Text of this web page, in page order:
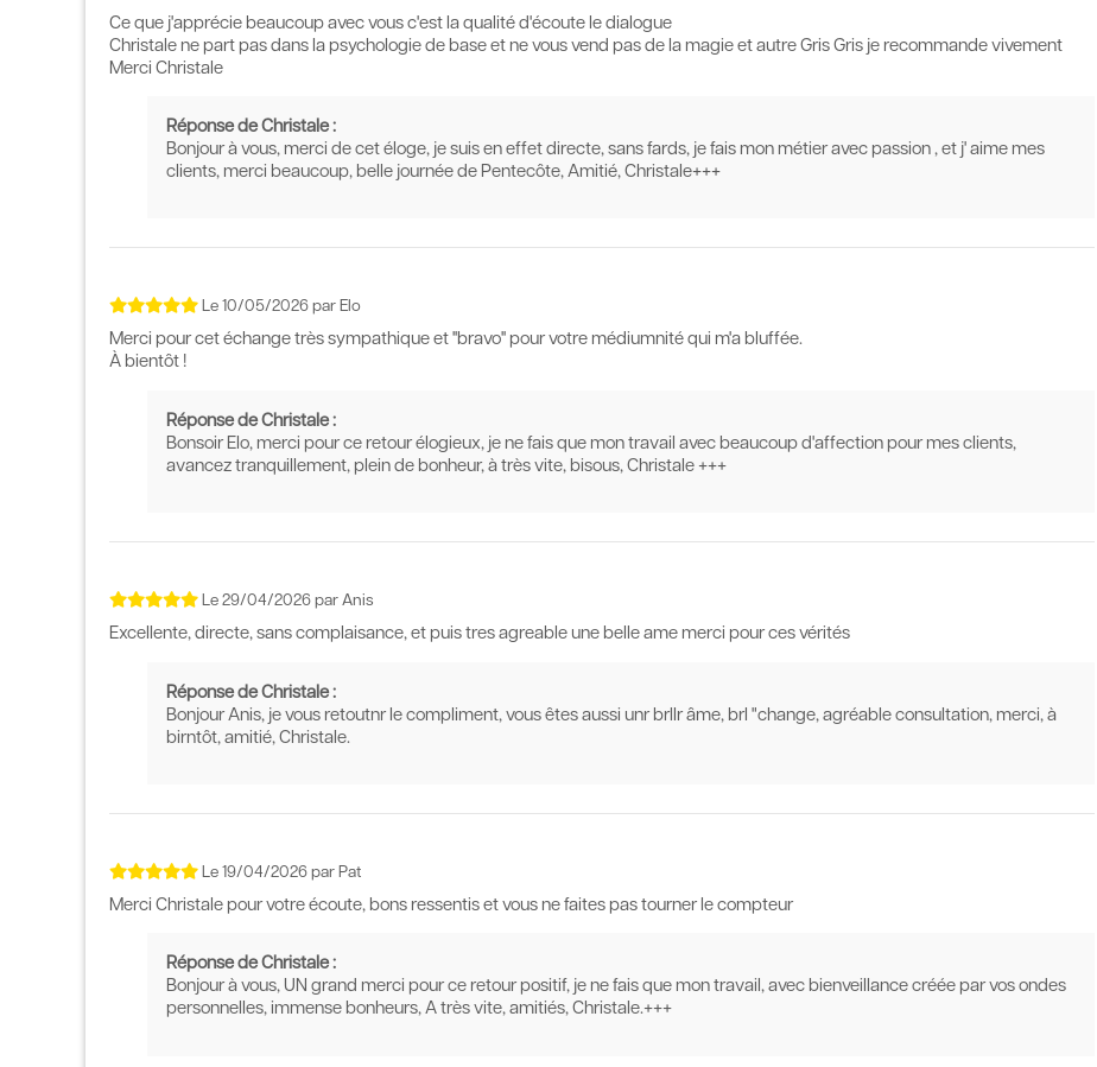
Ce que j'apprécie beaucoup avec vous c'est la qualité d'écoute le dialogue
Christale ne part pas dans la psychologie de base et ne vous vend pas de la magie et autre Gris Gris je recommande vivement
Merci Christale
Réponse de Christale :
Bonjour à vous, merci de cet éloge, je suis en effet directe, sans fards, je fais mon métier avec passion , et j' aime mes
clients, merci beaucoup, belle journée de Pentecôte, Amitié, Christale+++
Le 10/05/2026 par Elo
Merci pour cet échange très sympathique et ''bravo'' pour votre médiumnité qui m'a bluffée.
À bientôt !
Réponse de Christale :
Bonsoir Elo, merci pour ce retour élogieux, je ne fais que mon travail avec beaucoup d'affection pour mes clients,
avancez tranquillement, plein de bonheur, à très vite, bisous, Christale +++
Le 29/04/2026 par Anis
Excellente, directe, sans complaisance, et puis tres agreable une belle ame merci pour ces vérités
Réponse de Christale :
Bonjour Anis, je vous retoutnr le compliment, vous êtes aussi unr brllr âme, brl "change, agréable consultation, merci, à
birntôt, amitié, Christale.
Le 19/04/2026 par Pat
Merci Christale pour votre écoute, bons ressentis et vous ne faites pas tourner le compteur
Réponse de Christale :
Bonjour à vous, UN grand merci pour ce retour positif, je ne fais que mon travail, avec bienveillance créée par vos ondes
personnelles, immense bonheurs, A très vite, amitiés, Christale.+++